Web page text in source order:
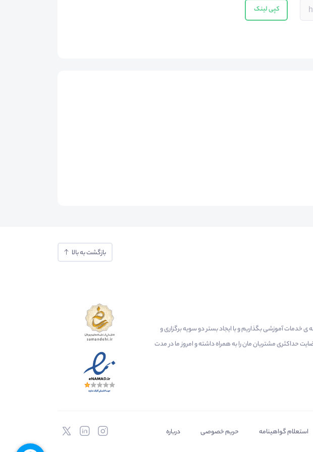
کپی لینک
بازگشت به بالا
عرصه ی خدمات آموزشی بگذاریم و با ایجاد بستر دو سویه برگزاری و
حداکثری مشتریان مان را به همراه داشته و امروز ما در مدت
استعلام گواهینامه حریم خصوصی درباره